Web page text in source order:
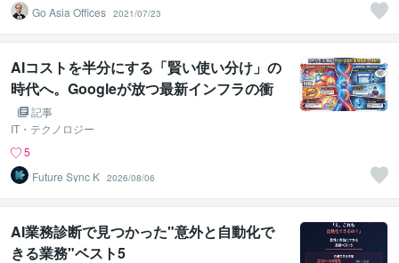
Go Asia Offices 2021/07/23
AIコストを半分にする「賢い使い分け」の
時代へ。Googleが放つ最新インフラの衝
撃 記事
IT・テクノロジー
5
Future Sync K 2026/08/06
AI業務診断で見つかった"意外と自動化で
きる業務"ベスト5